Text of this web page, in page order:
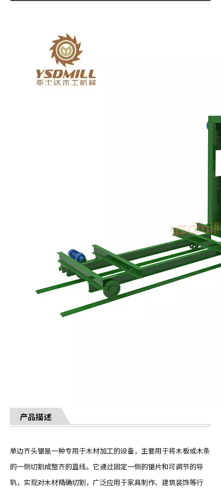
产品描述
单边齐头锯是一种专用于木材加工的设备，主要用于将木板或木条
的一侧切割成整齐的直线。它通过固定一侧的锯片和可调节的导
轨，实现对木材精确切割，广泛应用于家具制作、建筑装饰等行